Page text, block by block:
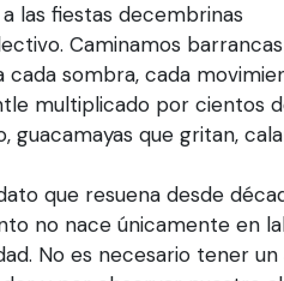
las fiestas decembrinas
Caminamos
cada sombra, cada
multiplicado por cientos
que gritan,
que resuena desde
no nace únicamente en
No es necesario tener